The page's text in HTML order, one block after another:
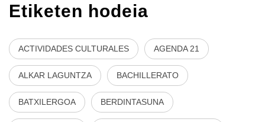
Etiketen hodeia
ACTIVIDADES CULTURALES AGENDA 21
ALKAR LAGUNTZA BACHILLERATO
BATXILERGOA BERDINTASUNA